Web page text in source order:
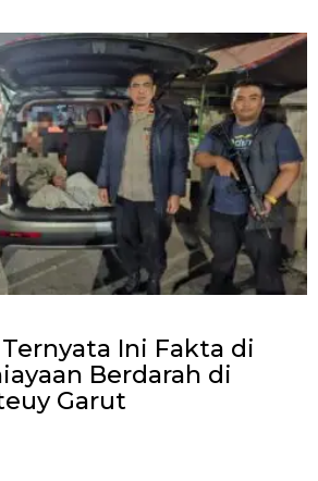
Ini Fakta di
Berdarah di
Garut